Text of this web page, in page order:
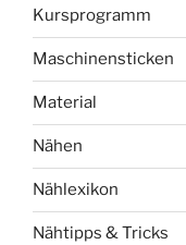
Kursprogramm
Maschinensticken
Material
Nähen
Nählexikon
Nähtipps & Tricks